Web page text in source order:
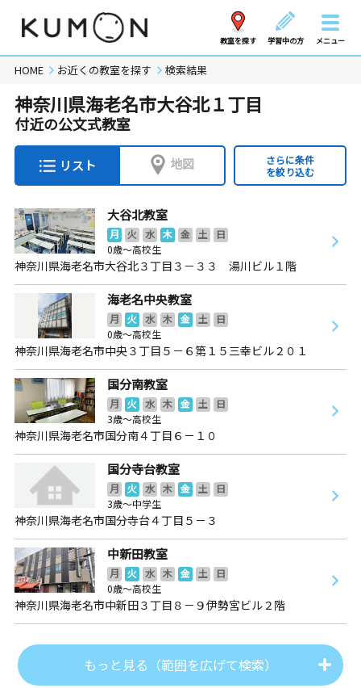
教室を探す 学習中の方 メニュー
HOME お近くの教室を探す 検索結果
神奈川県海老名市大谷北１丁目
付近の公文式教室
リスト 地図
さらに条件
を絞り込む
大谷北教室
月 火 水 木 金 土
日
0歳～高校生
神奈川県海老名市大谷北３丁目３－３３ 湯川ビル１階
海老名中央教室
月 火 水 木 金 土
日
0歳～高校生
神奈川県海老名市中央３丁目５－６第１５三幸ビル２０１
国分南教室
月 火 水 木 金 土
日
3歳～高校生
神奈川県海老名市国分南４丁目６－１０
国分寺台教室
月 火 水 木 金 土
日
3歳～中学生
神奈川県海老名市国分寺台４丁目５－３
中新田教室
月 火 水 木 金 土
日
0歳～高校生
神奈川県海老名市中新田３丁目８－９伊勢宮ビル２階
もっと見る（範囲を広げて検索）